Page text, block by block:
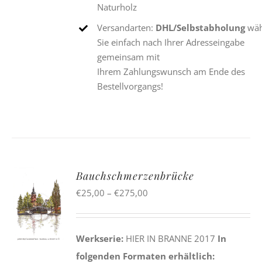
Naturholz
Versandarten: DHL/Selbstabholung
Sie einfach nach Ihrer Adresseingabe
gemeinsam mit
Ihrem Zahlungswunsch am Ende des
Bestellvorgangs!
WÄHLEN
DIESES
PRODUKT
Bauchschmerzenbrücke
€25,00 –€275,00
€275,00
Werkserie: HIER IN BRANNE 2017 In
folgenden Formaten erhältlich: